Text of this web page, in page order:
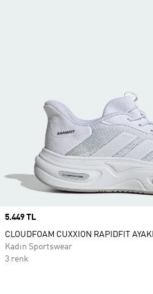
Price
5.449 TL
CLOUDFOAM CUXXION RAPIDFIT
Kadın Sportswear
3 renk